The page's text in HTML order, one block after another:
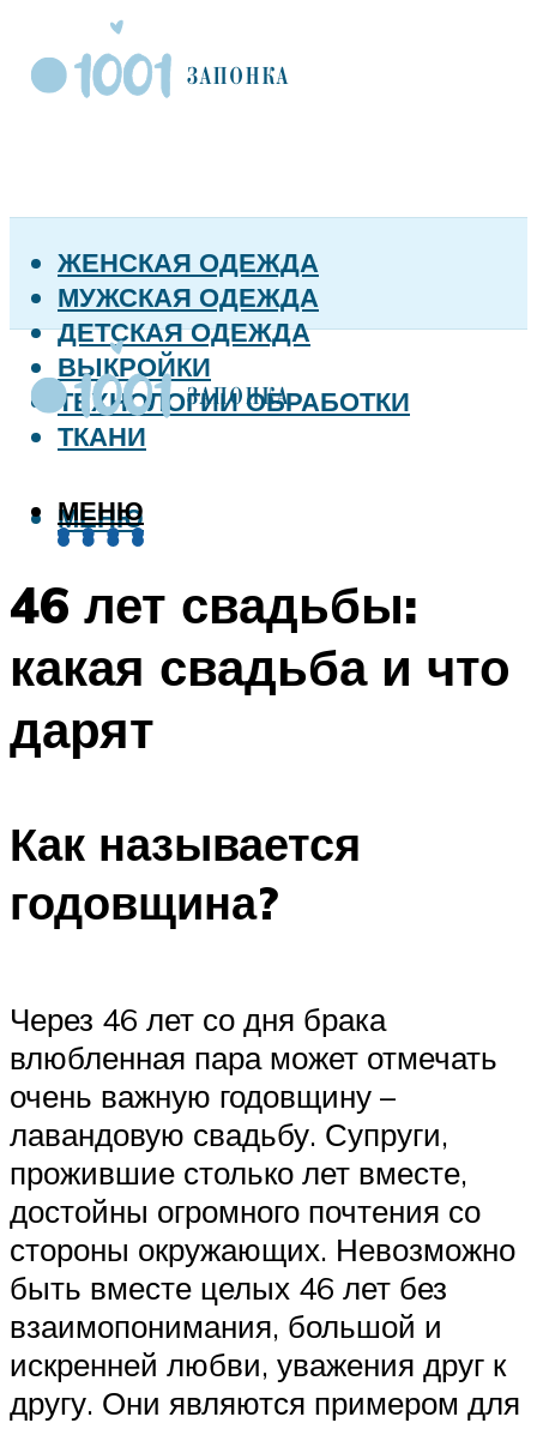
ЖЕНСКАЯ ОДЕЖДА
МУЖСКАЯ ОДЕЖДА
ДЕТСКАЯ ОДЕЖДА
ВЫКРОЙКИ
ТЕХНОЛОГИИ ОБРАБОТКИ
ТКАНИ
МЕНЮ
МЕНЮ
46 лет свадьбы:
какая свадьба и что
дарят
Как называется
годовщина?
Через 46 лет со дня брака
влюбленная пара может отмечать
очень важную годовщину –
лавандовую свадьбу. Супруги,
прожившие столько лет вместе,
достойны огромного почтения со
стороны окружающих. Невозможно
быть вместе целых 46 лет без
взаимопонимания, большой и
искренней любви, уважения друг к
другу. Они являются примером для